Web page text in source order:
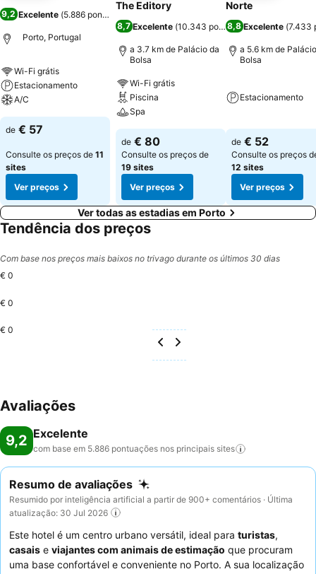
9,2 Excelente (5.886 pontuações
Porto, Portugal
Wi-Fi grátis
Estacionamento
A/C
de € 57
Consulte os preços de 11
sites
Ver preços
The Editory
8,7Excelente (10.343 pontuações)
a 3.7 km de Palácio da
Bolsa
Wi-Fi grátis
Piscina
Spa
de € 80
Consulte os preços de
19 sites
Ver preços
Norte
8,8Excelente (7.433
a 5.6 km de
Bolsa
Estacionamento
de € 52
Consulte os preços
12 sites
Ver preços
Ver todas as estadias em Porto
Tendência dos preços
Com base nos preços mais baixos no trivago durante os últimos 30 dias
€ 0
€ 0
€ 0
Avaliações
9,2 Excelente
com base em 5.886 pontuações nos principais sites
Resumo de avaliações
Resumido por inteligência artificial a partir de 900+ comentários · Última
atualização: 30 Jul 2026
Este hotel é um centro urbano versátil, ideal para turistas,
casais e viajantes com animais de estimação que procuram
uma base confortável e conveniente no Porto. A sua localização